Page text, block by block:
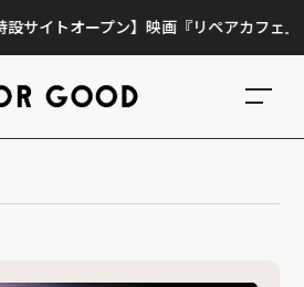
イトオープン】映画『リペアカフェ』、上